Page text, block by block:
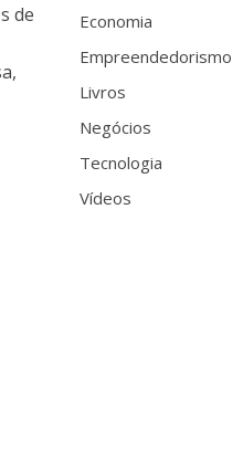
de
Economia
Empreendedorismo
Livros
Negócios
Tecnologia
Vídeos